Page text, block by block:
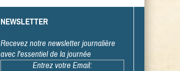
NEWSLETTER
Recevez notre newsletter journalière
avec l'essentiel de la journée
Entrez votre Email: